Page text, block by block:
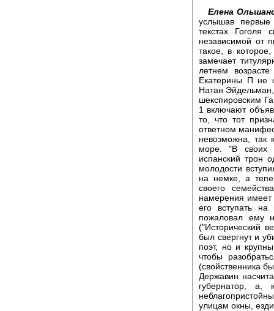
Елена
услышав первые
текстах Гоголя
независимой от
такое, в
замечает
летнем
Екатерины П не
Натан Эйдельман,
шекспировским
1 включают
то, что тот
ответном
невозможна, так
море. "В своих
испанский трон
молодости
на немке, а
своего
намерения имеет
его вступать
пожаловал ему
("Исторический
был свергнут и
поэт, но и
чтобы
(свойственника
Державин
губернатор, а,
улицам окны,